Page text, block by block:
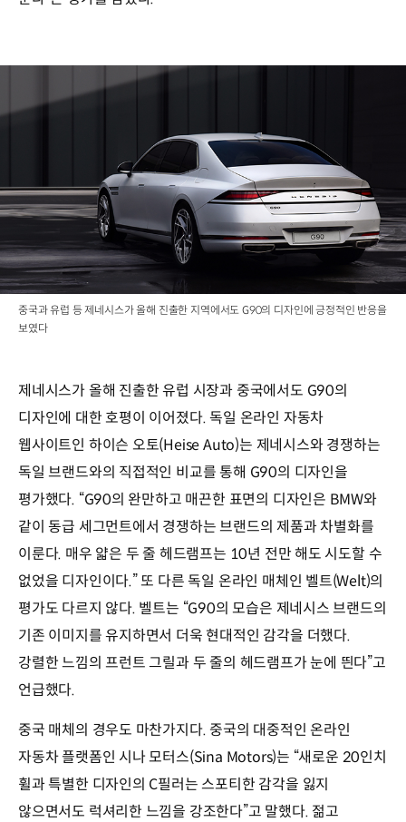
중국과 유럽 등 제네시스가 올해 진출한 지역에서도 G90의 디자인에 긍정적인 반응을
보였다
제네시스가 올해 진출한 유럽 시장과 중국에서도 G90의
디자인에 대한 호평이 이어졌다. 독일 온라인 자동차
웹사이트인 하이슨 오토(Heise Auto)는 제네시스와 경쟁하는
독일 브랜드와의 직접적인 비교를 통해 G90의 디자인을
평가했다. “G90의 완만하고 매끈한 표면의 디자인은 BMW와
같이 동급 세그먼트에서 경쟁하는 브랜드의 제품과 차별화를
이룬다. 매우 얇은 두 줄 헤드램프는 10년 전만 해도 시도할 수
없었을 디자인이다.” 또 다른 독일 온라인 매체인 벨트(Welt)의
평가도 다르지 않다. 벨트는 “G90의 모습은 제네시스 브랜드의
기존 이미지를 유지하면서 더욱 현대적인 감각을 더했다.
강렬한 느낌의 프런트 그릴과 두 줄의 헤드램프가 눈에 띈다”고
언급했다.
중국 매체의 경우도 마찬가지다. 중국의 대중적인 온라인
자동차 플랫폼인 시나 모터스(Sina Motors)는 “새로운 20인치
휠과 특별한 디자인의 C필러는 스포티한 감각을 잃지
않으면서도 럭셔리한 느낌을 강조한다”고 말했다. 젊고